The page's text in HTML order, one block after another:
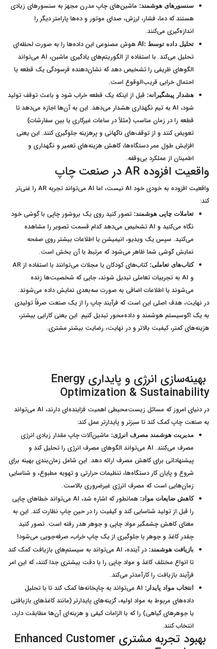
سنسورهای هوشمند: ماشین‌های چاپ مدرن مجهز به سنسورهای زیادی
هستند که دما، فشار، لرزش، صدای موتور و ده‌ها پارامتر دیگر را
اندازه‌گیری می‌کنند.
تحلیل داده توسط :AI
هوش مصنوعی این داده‌ها را به صورت لحظه‌ای
تحلیل می‌کند. با استفاده از الگوریتم‌های یادگیری ماشین، AI می‌تواند
الگوهای ظریفی را تشخیص دهد که نشان‌دهنده فرسودگی یک قطعه یا
احتمال خرابی قریب‌الوقوع است.
هشدار پیشگیرانه: قبل از اینکه یک قطعه خراب شود و باعث توقف تولید
شود، AI به تیم نگهداری هشدار می‌دهد. این به آن‌ها اجازه می‌دهد تا
قطعه را در زمان مناسب (مثلاً در ساعات غیرکاری یا بین سفارشات)
تعویض کنند و از توقف‌های ناگهانی و پرهزینه جلوگیری کنند. این یعنی
افزایش طول عمر دستگاه‌ها، کاهش هزینه‌های تعمیر و نگهداری و
اطمینان از عملکرد بی‌وقفه.
واقعیت افزوده AR در صنعت چاپ
واقعیت افزوده به خودی خود AI نیست، اما AI می‌تواند تجربه AR را غنی‌تر
کند:
تعاملات چاپی هوشمند: تصور کنید روی یک بروشور چاپی با گوشی خود
نگاه می‌کنید و AI تشخیص می‌دهد کدام قسمت تصویر را مشاهده
می‌کنید. سپس یک ویدیو، انیمیشن یا اطلاعات بیشتر روی صفحه
نمایش گوشی شما ظاهر می‌شود که مرتبط با آن بخش است.
کتاب‌های تعاملی:
کتاب‌های کودکان یا مجلات می‌توانند با استفاده از AR
و AI به تجربیات تعاملی تبدیل شوند، جایی که شخصیت‌ها زنده
می‌شوند یا اطلاعات اضافی به صورت سه‌بعدی نمایش داده می‌شوند.
در نهایت، هدف اصلی این است که فرآیند چاپ را از یک صنعت صرفاً تولیدی
به یک اکوسیستم هوشمند و داده‌محور تبدیل کنیم. این یعنی کارایی بیشتر،
هزینه‌های کمتر، کیفیت بالاتر و در نهایت، رضایت بیشتر مشتری.
بهینه‌سازی انرژی و پایداری Energy
Optimization & Sustainability
در دنیای امروز که مسائل زیست‌محیطی اهمیت فزاینده‌ای دارند، AI می‌تواند
به صنعت چاپ کمک کند تا سبزتر و پایدارتر عمل کند:
مدیریت هوشمند مصرف انرژی: ماشین‌آلات چاپ مقدار زیادی انرژی
مصرف می‌کنند. AI می‌تواند الگوهای مصرف انرژی را تحلیل کند و
پیشنهاداتی برای کاهش مصرف ارائه دهد. این شامل زمان‌بندی بهینه برای
شروع و پایان کار دستگاه‌ها، تنظیمات حرارتی و تهویه مطبوع، و شناسایی
زمان‌هایی است که مصرف انرژی غیرضروری بالاست.
کاهش ضایعات مواد:
همانطور که اشاره شد، AI می‌تواند خطاهای چاپی
را قبل از تولید شناسایی کند و کیفیت را در حین چاپ نظارت کند. این به
معنای کاهش چشمگیر مواد چاپی و جوهر هدر رفته است. تصور کنید
چقدر کاغذ و جوهر با جلوگیری از یک چاپ خراب، صرفه‌جویی می‌شود!
بازیافت هوشمند:
در آینده، AI می‌تواند به سیستم‌های بازیافت کمک کند
تا انواع مختلف کاغذ و مواد چاپی را با دقت بیشتری جدا کنند، که این امر
فرآیند بازیافت را کارآمدتر می‌کند.
انتخاب مواد پایدار:
AI می‌تواند به چاپخانه‌ها کمک کند تا با تحلیل
داده‌های مربوط به مواد اولیه، گزینه‌های پایدارتر (مانند کاغذهای بازیافتی
یا جوهرهای گیاهی) را که با الزامات کیفی و هزینه‌ای آن‌ها مطابقت دارد،
انتخاب کنند.
بهبود تجربه مشتری Enhanced Customer